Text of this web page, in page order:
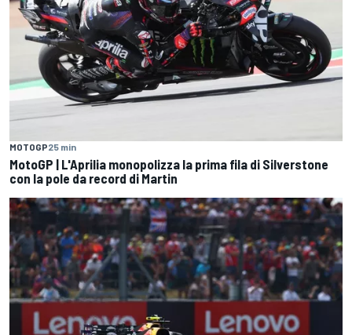
MOTOGP25 min
MotoGP | L'Aprilia monopolizza la prima fila di Silverstone
con la pole da record di Martin